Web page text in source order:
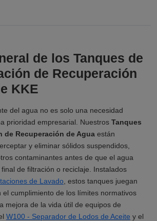
de los Tanques de
de Recuperación
KKE
del agua no es solo una necesidad
prioridad empresarial. Nuestros Tanques
de Recuperación de Agua están
y eliminar sólidos suspendidos,
contaminantes antes de que el agua
de filtración o reciclaje. Instalados
de Lavado , estos tanques juegan
el cumplimiento de los límites normativos
mejora de la vida útil de equipos de
W100 - Separador de Lodos de Aceite y el